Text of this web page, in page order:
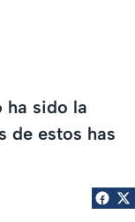
ha sido la
de estos has